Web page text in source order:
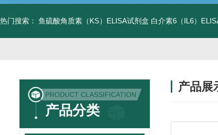
热门搜索： 鱼硫酸角质素（KS）ELISA试剂盒 白介素6（IL6）
PRODUCT CLASSIFICATION
产品分类
产品展